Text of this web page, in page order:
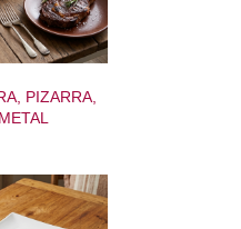
PIZARRA,